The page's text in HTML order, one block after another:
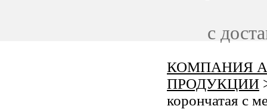
КОМПАНИЯ
ПРОДУКЦИИ
корончатая с
с